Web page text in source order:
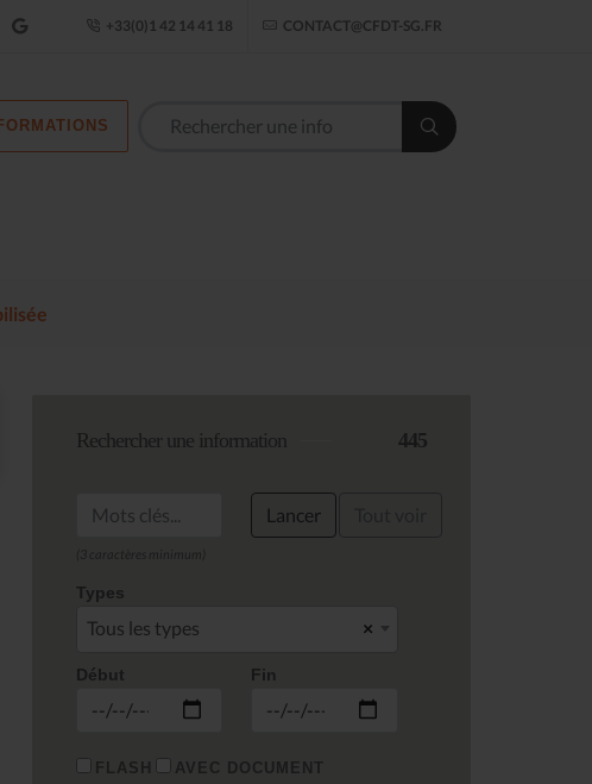
LinkedIn Google Établissement
+33(0)1 42 14 41 18 CONTACT@CFDT-SG.FR
Rechercher une information 445
Lancer
Types
×
Tous les types
Début Fin
FLASH AVEC DOCUMENT